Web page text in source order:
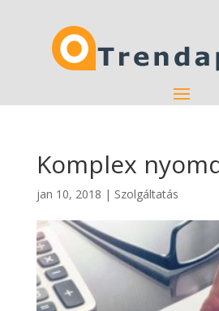
Komplex
jan 10, 2018 | Szolgáltatás